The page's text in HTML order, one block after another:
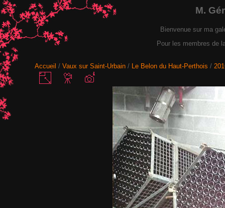
M.
Bienvenue sur ma
Pour les membres de
Accueil / Vaux sur Saint-Urbain/ Le Belon du Haut-Perthois /